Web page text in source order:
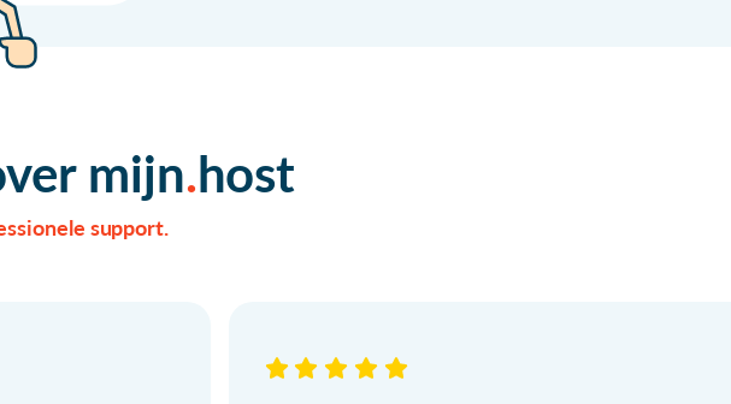
mijn host
support.